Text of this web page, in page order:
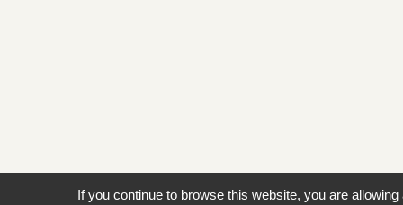
If you continue to browse this website, you are